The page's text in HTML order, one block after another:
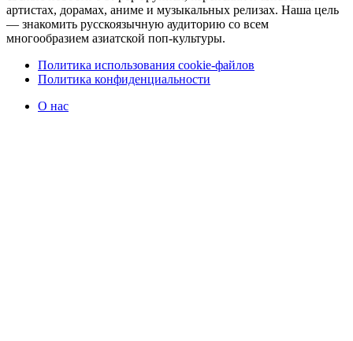
артистах, дорамах, аниме и музыкальных релизах. Наша цель
— знакомить русскоязычную аудиторию со всем
многообразием азиатской поп-культуры.
Политика использования cookie-файлов
Политика конфиденциальности
О нас